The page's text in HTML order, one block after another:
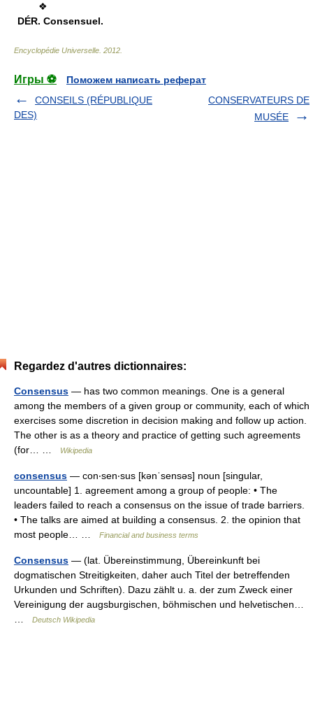
❖
DÉR. Consensuel.
Encyclopédie Universelle 2012
Игры ⚽
Поможем написать реферат
CONSEILS (RÉPUBLIQUE
DES)
CONSERVATEURS DE
MUSÉE
Regardez d'autres dictionnaires:
Consensus — has two common meanings. One is a general
among the members of a given group or community, each of which
exercises some discretion in decision making and follow up action.
The other is as a theory and practice of getting such agreements
(for… …
Wikipedia
consensus — con‧sen‧sus [kənˈsensəs] noun [singular,
uncountable] 1. agreement among a group of people: • The
leaders failed to reach a consensus on the issue of trade barriers.
• The talks are aimed at building a consensus. 2. the opinion that
most people… …
Financial and business terms
Consensus — (lat. Übereinstimmung, Übereinkunft bei
dogmatischen Streitigkeiten, daher auch Titel der betreffenden
Urkunden und Schriften). Dazu zählt u. a. der zum Zweck einer
Vereinigung der augsburgischen, böhmischen und helvetischen…
…
Deutsch Wikipedia